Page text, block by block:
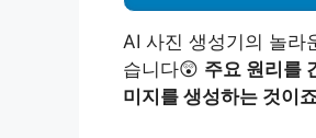
AI 사진 생성기의 놀라
습니다😲 주요 원리를
미지를 생성하는 것이